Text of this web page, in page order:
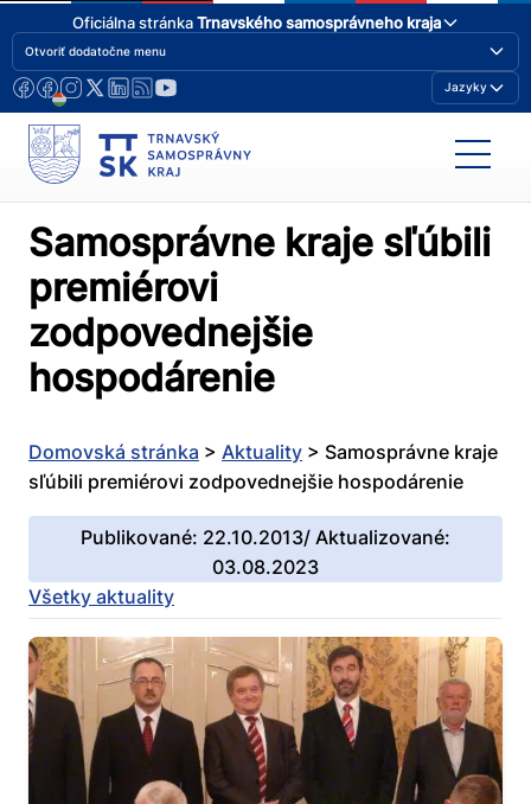
Oficiálna stránkaTrnavského samosprávneho kraja
Otvoriť dodatočne menu
Jazyky
Samosprávne kraje sľúbili
premiérovi
zodpovednejšie
hospodárenie
Domovská stránka > Aktuality > Samosprávne kraje
sľúbili premiérovi zodpovednejšie hospodárenie
Publikované: 22.10.2013/ Aktualizované:
03.08.2023
Všetky aktuality